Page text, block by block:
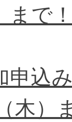
まで！
込
木）